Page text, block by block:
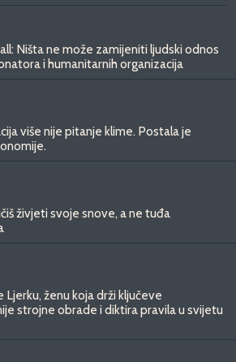
Ništa ne može zamijeniti ljudski odnos
i humanitarnih organizacija
više nije pitanje klime. Postala je
živjeti svoje snove, a ne tuđa
Ljerku, ženu koja drži ključeve
strojne obrade i diktira pravila u svijetu